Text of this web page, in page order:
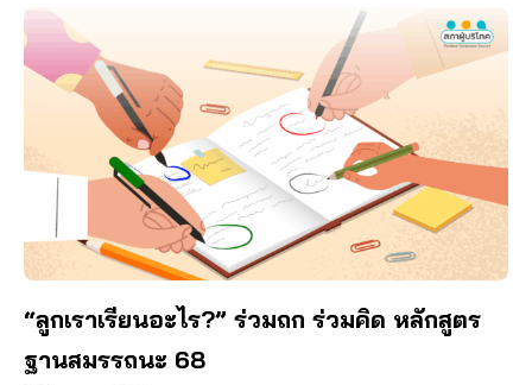
“ลูกเราเรียนอะไร?” ร่วมถก ร่วมคิด หลักสูตร
ฐานสมรรถนะ 68